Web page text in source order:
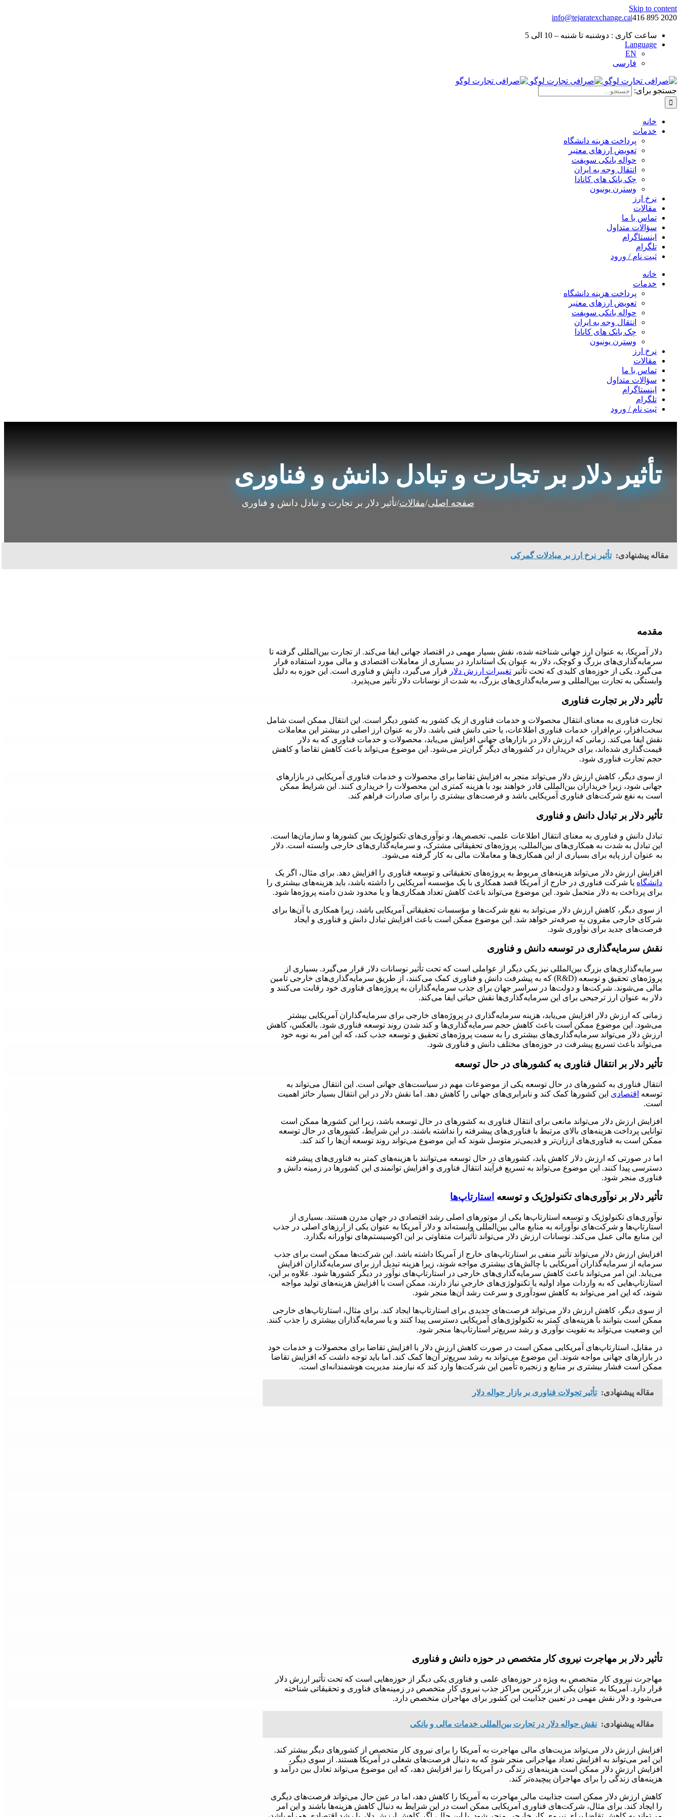
Skip to content
2020 895 416
|
info@tejaratexchange.ca
ساعت کاری : دوشنبه تا شنبه – 10 الی 5
Language
EN
فارسی
جستجو برای:
خانه
خدمات
پرداخت هزینه دانشگاه
تعویض ارزهای معتبر
حواله بانکی سویفت
انتقال وجه به ایران
چک بانک های کانادا
وسترن یونیون
نرخ ارز
مقالات
تماس با ما
سؤالات متداول
اینستاگرام
تلگرام
ثبت نام / ورود
خانه
خدمات
پرداخت هزینه دانشگاه
تعویض ارزهای معتبر
حواله بانکی سویفت
انتقال وجه به ایران
چک بانک های کانادا
وسترن یونیون
نرخ ارز
مقالات
تماس با ما
سؤالات متداول
اینستاگرام
تلگرام
ثبت نام / ورود
تأثیر دلار بر تجارت و تبادل دانش و فناوری
صفحه اصلی/مقالات/تأثیر دلار بر تجارت و تبادل دانش و فناوری
مقاله پیشنهادی: تأثیر نرخ ارز بر مبادلات گمرکی
مقدمه
دلار آمریکا، به عنوان ارز جهانی شناخته شده، نقش بسیار مهمی در اقتصاد جهانی ایفا می‌کند. از تجارت بین‌المللی گرفته تا
سرمایه‌گذاری‌های بزرگ و کوچک، دلار به عنوان یک استاندارد در بسیاری از معاملات اقتصادی و مالی مورد استفاده قرار
می‌گیرد. یکی از حوزه‌های کلیدی که تحت تأثیر تغییرات ارزش دلار قرار می‌گیرد، دانش و فناوری است. این حوزه به دلیل
وابستگی به تجارت بین‌المللی و سرمایه‌گذاری‌های بزرگ، به شدت از نوسانات دلار تأثیر می‌پذیرد.
تأثیر دلار بر تجارت فناوری
تجارت فناوری به معنای انتقال محصولات و خدمات فناوری از یک کشور به کشور دیگر است. این انتقال ممکن است شامل
سخت‌افزار، نرم‌افزار، خدمات فناوری اطلاعات، یا حتی دانش فنی باشد. دلار به عنوان ارز اصلی در بیشتر این معاملات
نقش ایفا می‌کند. زمانی که ارزش دلار در بازارهای جهانی افزایش می‌یابد، محصولات و خدمات فناوری که به دلار
قیمت‌گذاری شده‌اند، برای خریداران در کشورهای دیگر گران‌تر می‌شود. این موضوع می‌تواند باعث کاهش تقاضا و کاهش
حجم تجارت فناوری شود.
از سوی دیگر، کاهش ارزش دلار می‌تواند منجر به افزایش تقاضا برای محصولات و خدمات فناوری آمریکایی در بازارهای
جهانی شود، زیرا خریداران بین‌المللی قادر خواهند بود با هزینه کمتری این محصولات را خریداری کنند. این شرایط ممکن
است به نفع شرکت‌های فناوری آمریکایی باشد و فرصت‌های بیشتری را برای صادرات فراهم کند.
تأثیر دلار بر تبادل دانش و فناوری
تبادل دانش و فناوری به معنای انتقال اطلاعات علمی، تخصص‌ها، و نوآوری‌های تکنولوژیک بین کشورها و سازمان‌ها است.
این تبادل به شدت به همکاری‌های بین‌المللی، پروژه‌های تحقیقاتی مشترک، و سرمایه‌گذاری‌های خارجی وابسته است. دلار
به عنوان ارز پایه برای بسیاری از این همکاری‌ها و معاملات مالی به کار گرفته می‌شود.
افزایش ارزش دلار می‌تواند هزینه‌های مربوط به پروژه‌های تحقیقاتی و توسعه فناوری را افزایش دهد. برای مثال، اگر یک
دانشگاه یا شرکت فناوری در خارج از آمریکا قصد همکاری با یک مؤسسه آمریکایی را داشته باشد، باید هزینه‌های بیشتری را
برای پرداخت به دلار متحمل شود. این موضوع می‌تواند باعث کاهش تعداد همکاری‌ها و یا محدود شدن دامنه پروژه‌ها شود.
از سوی دیگر، کاهش ارزش دلار می‌تواند به نفع شرکت‌ها و مؤسسات تحقیقاتی آمریکایی باشد، زیرا همکاری با آن‌ها برای
شرکای خارجی مقرون به صرفه‌تر خواهد شد. این موضوع ممکن است باعث افزایش تبادل دانش و فناوری و ایجاد
فرصت‌های جدید برای نوآوری شود.
نقش سرمایه‌گذاری در توسعه دانش و فناوری
سرمایه‌گذاری‌های بزرگ بین‌المللی نیز یکی دیگر از عواملی است که تحت تأثیر نوسانات دلار قرار می‌گیرد. بسیاری از
پروژه‌های تحقیق و توسعه (R&D) که به پیشرفت دانش و فناوری کمک می‌کنند، از طریق سرمایه‌گذاری‌های خارجی تامین
مالی می‌شوند. شرکت‌ها و دولت‌ها در سراسر جهان برای جذب سرمایه‌گذاران به پروژه‌های فناوری خود رقابت می‌کنند و
دلار به عنوان ارز ترجیحی برای این سرمایه‌گذاری‌ها نقش حیاتی ایفا می‌کند.
زمانی که ارزش دلار افزایش می‌یابد، هزینه سرمایه‌گذاری در پروژه‌های خارجی برای سرمایه‌گذاران آمریکایی بیشتر
می‌شود. این موضوع ممکن است باعث کاهش حجم سرمایه‌گذاری‌ها و کند شدن روند توسعه فناوری شود. بالعکس، کاهش
ارزش دلار می‌تواند سرمایه‌گذاری‌های بیشتری را به سمت پروژه‌های تحقیق و توسعه جذب کند، که این امر به نوبه خود
می‌تواند باعث تسریع پیشرفت در حوزه‌های مختلف دانش و فناوری شود.
تأثیر دلار بر انتقال فناوری به کشورهای در حال توسعه
انتقال فناوری به کشورهای در حال توسعه یکی از موضوعات مهم در سیاست‌های جهانی است. این انتقال می‌تواند به
توسعه اقتصادی این کشورها کمک کند و نابرابری‌های جهانی را کاهش دهد. اما نقش دلار در این انتقال بسیار حائز اهمیت
است.
افزایش ارزش دلار می‌تواند مانعی برای انتقال فناوری به کشورهای در حال توسعه باشد، زیرا این کشورها ممکن است
توانایی پرداخت هزینه‌های بالای مرتبط با فناوری‌های پیشرفته را نداشته باشند. در این شرایط، کشورهای در حال توسعه
ممکن است به فناوری‌های ارزان‌تر و قدیمی‌تر متوسل شوند که این موضوع می‌تواند روند توسعه آن‌ها را کند کند.
اما در صورتی که ارزش دلار کاهش یابد، کشورهای در حال توسعه می‌توانند با هزینه‌های کمتر به فناوری‌های پیشرفته
دسترسی پیدا کنند. این موضوع می‌تواند به تسریع فرآیند انتقال فناوری و افزایش توانمندی این کشورها در زمینه دانش و
فناوری منجر شود.
تأثیر دلار بر نوآوری‌های تکنولوژیک و توسعه استارتاپ‌ها
نوآوری‌های تکنولوژیک و توسعه استارتاپ‌ها یکی از موتورهای اصلی رشد اقتصادی در جهان مدرن هستند. بسیاری از
استارتاپ‌ها و شرکت‌های نوآورانه به منابع مالی بین‌المللی وابسته‌اند و دلار آمریکا به عنوان یکی از ارزهای اصلی در جذب
این منابع مالی عمل می‌کند. نوسانات ارزش دلار می‌تواند تأثیرات متفاوتی بر این اکوسیستم‌های نوآورانه بگذارد.
افزایش ارزش دلار می‌تواند تأثیر منفی بر استارتاپ‌های خارج از آمریکا داشته باشد. این شرکت‌ها ممکن است برای جذب
سرمایه از سرمایه‌گذاران آمریکایی با چالش‌های بیشتری مواجه شوند، زیرا هزینه تبدیل ارز برای سرمایه‌گذاران افزایش
می‌یابد. این امر می‌تواند باعث کاهش سرمایه‌گذاری‌های خارجی در استارتاپ‌های نوآور در دیگر کشورها شود. علاوه بر این،
استارتاپ‌هایی که به واردات مواد اولیه یا تکنولوژی‌های خارجی نیاز دارند، ممکن است با افزایش هزینه‌های تولید مواجه
شوند، که این امر می‌تواند به کاهش سودآوری و سرعت رشد آن‌ها منجر شود.
از سوی دیگر، کاهش ارزش دلار می‌تواند فرصت‌های جدیدی برای استارتاپ‌ها ایجاد کند. برای مثال، استارتاپ‌های خارجی
ممکن است بتوانند با هزینه‌های کمتر به تکنولوژی‌های آمریکایی دسترسی پیدا کنند و یا سرمایه‌گذاران بیشتری را جذب کنند.
این وضعیت می‌تواند به تقویت نوآوری و رشد سریع‌تر استارتاپ‌ها منجر شود.
در مقابل، استارتاپ‌های آمریکایی ممکن است در صورت کاهش ارزش دلار با افزایش تقاضا برای محصولات و خدمات خود
در بازارهای جهانی مواجه شوند. این موضوع می‌تواند به رشد سریع‌تر آن‌ها کمک کند. اما باید توجه داشت که افزایش تقاضا
ممکن است فشار بیشتری بر منابع و زنجیره تأمین این شرکت‌ها وارد کند که نیازمند مدیریت هوشمندانه‌ای است.
مقاله پیشنهادی: تأثیر تحولات فناوری بر بازار حواله دلار
تأثیر دلار بر مهاجرت نیروی کار متخصص در حوزه دانش و فناوری
مهاجرت نیروی کار متخصص به ویژه در حوزه‌های علمی و فناوری یکی دیگر از حوزه‌هایی است که تحت تأثیر ارزش دلار
قرار دارد. آمریکا به عنوان یکی از بزرگترین مراکز جذب نیروی کار متخصص در زمینه‌های فناوری و تحقیقاتی شناخته
می‌شود و دلار نقش مهمی در تعیین جذابیت این کشور برای مهاجران متخصص دارد.
مقاله پیشنهادی: نقش حواله دلار در تجارت بین‌المللی خدمات مالی و بانکی
افزایش ارزش دلار می‌تواند مزیت‌های مالی مهاجرت به آمریکا را برای نیروی کار متخصص از کشورهای دیگر بیشتر کند.
این امر می‌تواند به افزایش تعداد مهاجرانی منجر شود که به دنبال فرصت‌های شغلی در آمریکا هستند. از سوی دیگر،
افزایش ارزش دلار ممکن است هزینه‌های زندگی در آمریکا را نیز افزایش دهد، که این موضوع می‌تواند تعادل بین درآمد و
هزینه‌های زندگی را برای مهاجران پیچیده‌تر کند.
کاهش ارزش دلار ممکن است جذابیت مالی مهاجرت به آمریکا را کاهش دهد، اما در عین حال می‌تواند فرصت‌های دیگری
را ایجاد کند. برای مثال، شرکت‌های فناوری آمریکایی ممکن است در این شرایط به دنبال کاهش هزینه‌ها باشند و این امر